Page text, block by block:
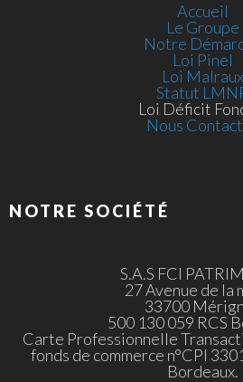
Accueil
Le Groupe
Notre
Loi Pinel
Loi Malraux
Statut
Loi Déficit
Nous
NOTRE SOCIÉTÉ
S.A.S FCI
27 Avenue de la
33700
500 130 059 RCS
Carte Professionnelle
fonds de commerce n°CPI
Bordeaux.